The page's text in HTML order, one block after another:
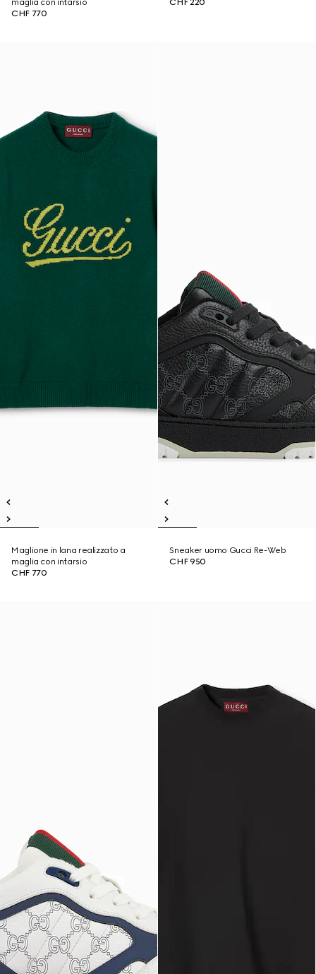
maglia con intarsio
CHF 770
CHF 220
Maglione in lana realizzato a
maglia con intarsio
CHF 770
Sneaker uomo Gucci Re-Web
CHF 950